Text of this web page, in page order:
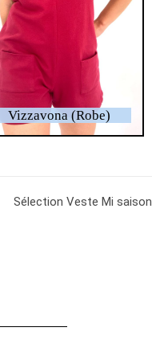
Vizzavona (Robe)
Sélection Veste Mi saison